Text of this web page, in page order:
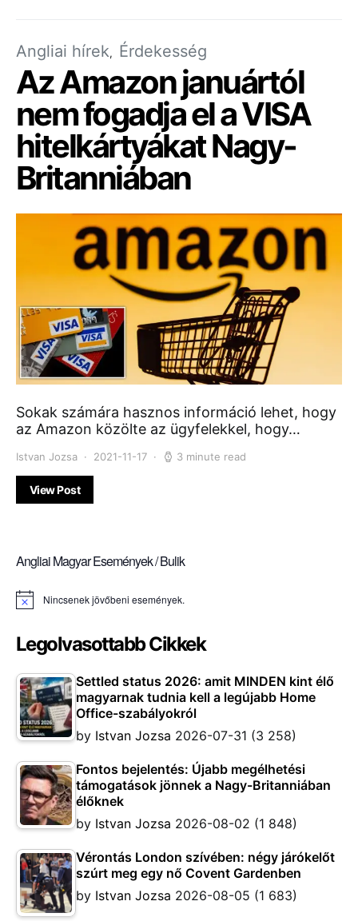
Angliai hírek Érdekesség
Az Amazon januártól
nem fogadja el a VISA
hitelkártyákat Nagy-
Britanniában
Sokak számára hasznos információ lehet, hogy
az Amazon közölte az ügyfelekkel, hogy…
Istvan Jozsa 2021-11-17 3 minute read
View Post
Angliai Magyar Események / Bulik
Notice Nincsenek jövőbeni események.
Legolvasottabb Cikkek
Settled status 2026: amit MINDEN kint élő
magyarnak tudnia kell a legújabb Home
Office-szabályokról
by Istvan Jozsa 2026-07-31 (3 258)
Fontos bejelentés: Újabb megélhetési
támogatások jönnek a Nagy-Britanniában
élőknek
by Istvan Jozsa 2026-08-02 (1 848)
Vérontás London szívében: négy járókelőt
szúrt meg egy nő Covent Gardenben
by Istvan Jozsa 2026-08-05 (1 683)